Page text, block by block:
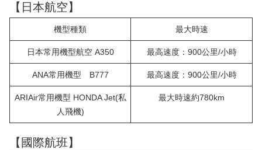
【日本航空】
機型種類 最大時速
日本常用機型航空 A350 最高速度：900公里/小時
ANA常用機型 B777 最高速度：900公里/小時
ARIAir常用機型 HONDA Jet(私
人飛機)
最大時速約780km
【國際航班】